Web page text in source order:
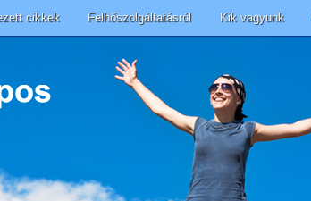
cikkek Felhőszolgáltatásról Kik vagyunk